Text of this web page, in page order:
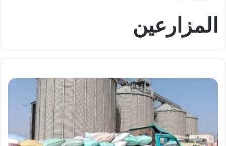
المزارعين